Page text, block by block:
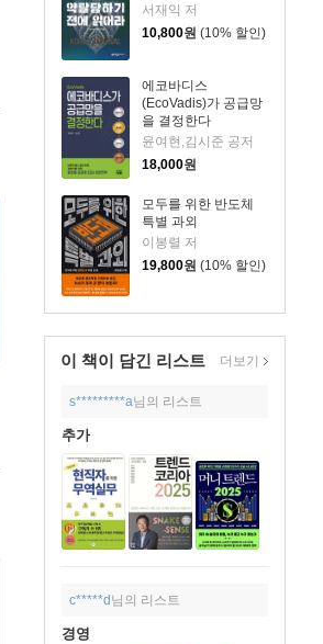
서재익 저
10,800원 (10% 할인)
에코바디스
(EcoVadis)가 공급망
을 결정한다
윤여현,김시준 공저
18,000원
모두를 위한 반도체
특별 과외
이봉렬 저
19,800원 (10% 할인)
이 책이 담긴 리스트 더보기
s*********a님의 리스트
추가
c*****d 님의 리스트
경영